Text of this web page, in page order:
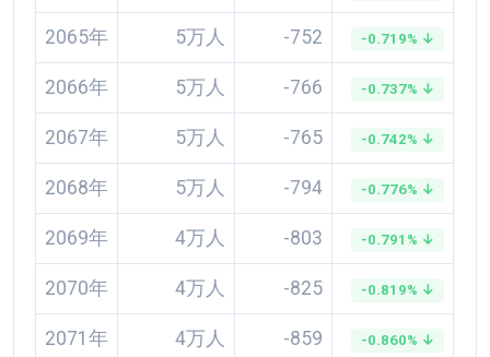
2065年 5万人 -752 -0.719% ↓
2066年 5万人 -766 -0.737% ↓
2067年 5万人 -765 -0.742% ↓
2068年 5万人 -794 -0.776% ↓
2069年 4万人 -803 -0.791% ↓
2070年 4万人 -825 -0.819% ↓
2071年 4万人 -859 -0.860% ↓